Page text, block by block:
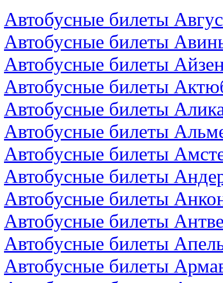
Автобусные билеты
Автобусные билеты
Автобусные билеты
Автобусные билеты
Автобусные билеты
Автобусные билеты
Автобусные билеты
Автобусные билеты
Автобусные билеты
Автобусные билеты
Автобусные билеты
Автобусные билеты